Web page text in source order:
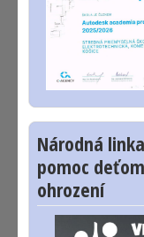
Národná
pomoc
ohrození